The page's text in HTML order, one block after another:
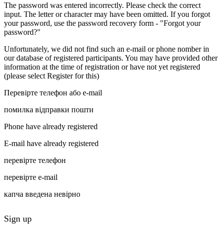
The password was entered incorrectly. Please check the correct
input. The letter or character may have been omitted. If you forgot
your password, use the password recovery form - "Forgot your
password?"
Unfortunately, we did not find such an e-mail or phone nomber in
our database of registered participants. You may have provided other
information at the time of registration or have not yet registered
(please select Register for this)
Перевірте телефон або e-mail
помилка відправки пошти
Phone have already registered
E-mail have already registered
перевірте телефон
перевірте e-mail
капча введена невірно
Sign up